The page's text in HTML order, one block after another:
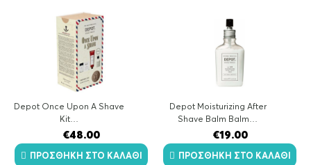
Depot Once Upon A Shave
Kit…
€48.00
ΠΡΟΣΘΉΚΗ ΣΤΟ ΚΑΛΆΘΙ
Depot Moisturizing After
Shave Balm Balm…
€19.00
ΠΡΟΣΘΉΚΗ ΣΤΟ ΚΑΛΆΘΙ